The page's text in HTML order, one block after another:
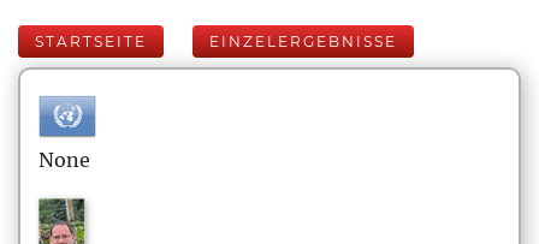
STARTSEITE EINZELERGEBNISSE
None